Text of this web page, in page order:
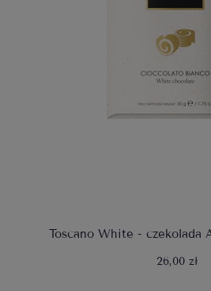
Toscano White - czekolada
26,00 zł